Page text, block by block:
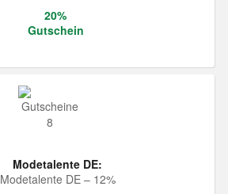
20%
Gutschein
Modetalente DE:
Modetalente DE – 12%